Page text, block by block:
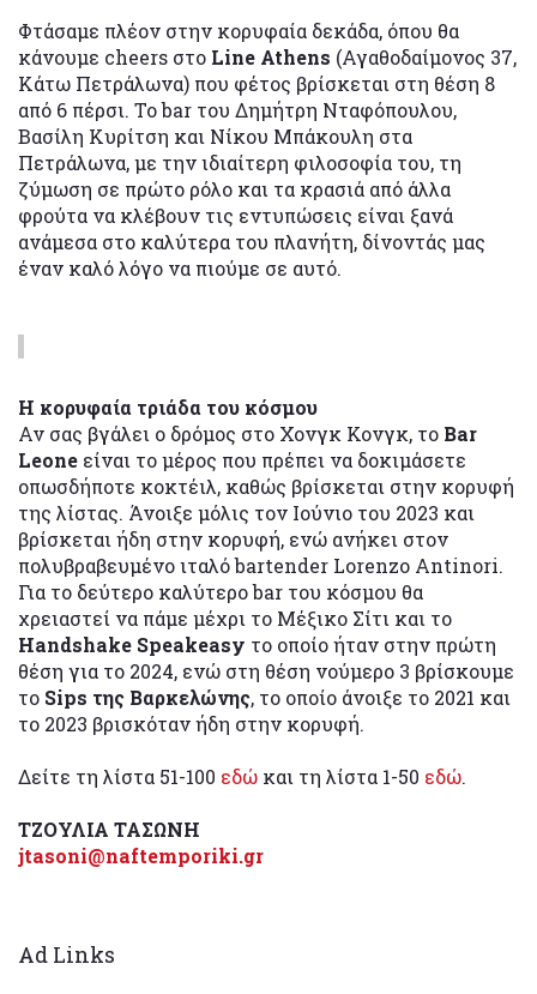
Φτάσαμε πλέον στην κορυφαία δεκάδα, όπου θα
κάνουμε cheers στο Line Athens (Αγαθοδαίμονος 37,
Κάτω Πετράλωνα) που φέτος βρίσκεται στη θέση 8
από 6 πέρσι. Το bar του Δημήτρη Νταφόπουλου,
Βασίλη Κυρίτση και Νίκου Μπάκουλη στα
Πετράλωνα, με την ιδιαίτερη φιλοσοφία του, τη
ζύμωση σε πρώτο ρόλο και τα κρασιά από άλλα
φρούτα να κλέβουν τις εντυπώσεις είναι ξανά
ανάμεσα στο καλύτερα του πλανήτη, δίνοντάς μας
έναν καλό λόγο να πιούμε σε αυτό.
Η κορυφαία τριάδα του κόσμου
Αν σας βγάλει ο δρόμος στο Χονγκ Κονγκ, το Bar
Leone είναι το μέρος που πρέπει να δοκιμάσετε
οπωσδήποτε κοκτέιλ, καθώς βρίσκεται στην κορυφή
της λίστας. Άνοιξε μόλις τον Ιούνιο του 2023 και
βρίσκεται ήδη στην κορυφή, ενώ ανήκει στον
πολυβραβευμένο ιταλό bartender Lorenzo Antinori.
Για το δεύτερο καλύτερο bar του κόσμου θα
χρειαστεί να πάμε μέχρι το Μέξικο Σίτι και το
Handshake Speakeasy το οποίο ήταν στην πρώτη
θέση για το 2024, ενώ στη θέση νούμερο 3 βρίσκουμε
το Sips της Βαρκελώνης, το οποίο άνοιξε το 2021 και
το 2023 βρισκόταν ήδη στην κορυφή.
Δείτε τη λίστα 51-100 εδώ και τη λίστα 1-50 εδώ.
ΤΖΟΥΛΙΑ ΤΑΣΩΝΗ
jtasoni@naftemporiki.gr
Ad Links